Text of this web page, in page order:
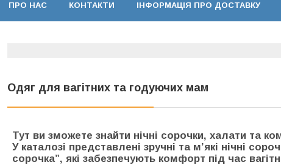
ПРО НАС КОНТАКТИ ІНФОРМАЦІЯ ПРО ДОСТАВКУ
Одяг для вагітних та годуючих мам
Тут ви зможете знайти нічні сорочки, халати та
У каталозі представлені зручні та м’які нічні
сорочка”, які забезпечують комфорт під час